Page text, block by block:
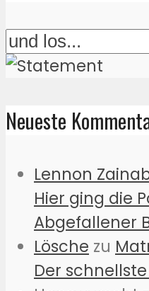
Neueste
Lennon
Hier ging die
Abgefallener
Lösche zu
Der